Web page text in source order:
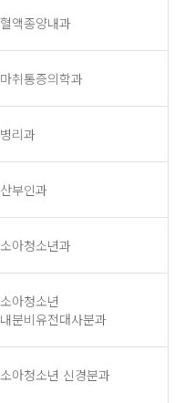
혈액종양내과
마취통증의학과
병리과
산부인과
소아청소년과
소아청소년
내분비유전대사분과
소아청소년 신경분과